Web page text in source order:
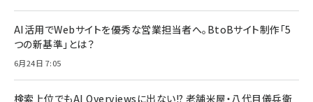
AI活用でWebサイトを優秀な営業担当者へ。BtoBサイト制作「5
つの新基準」とは？
6月24日 7:05
検索上位でもAI Overviewsに出ない!? 老舗米屋・八代目儀兵衛